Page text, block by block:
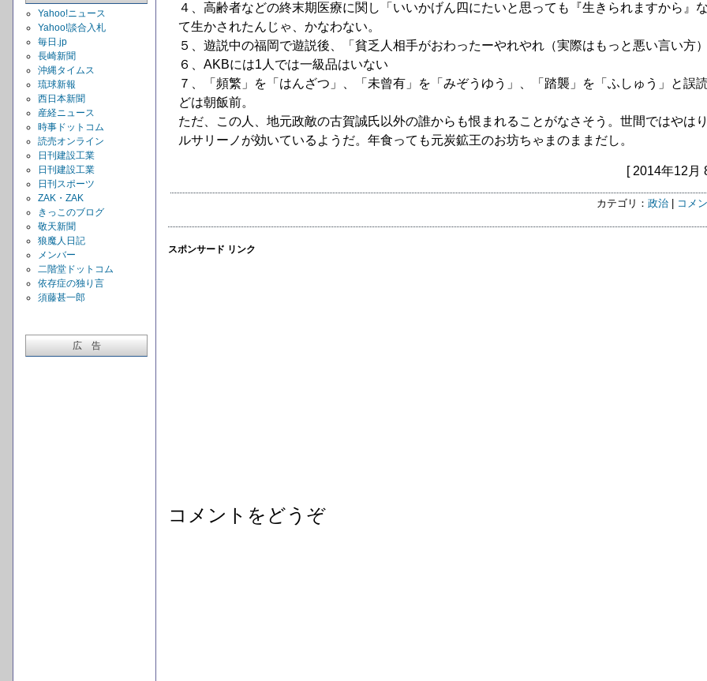
Yahoo!ニュース
Yahoo!談合入札
毎日.jp
長崎新聞
沖縄タイムス
琉球新報
西日本新聞
産経ニュース
時事ドットコム
読売オンライン
日刊建設工業
日刊建設工業
日刊スポーツ
ZAK・ZAK
きっこのブログ
敬天新聞
狼魔人日記
メンバー
二階堂ドットコム
依存症の独り言
須藤甚一郎
広 告
４、高齢者などの終末期医療に関し「いいかげん四にたいと思っても『生きられますから』
て生かされたんじゃ、かなわない。
５、遊説中の福岡で遊説後、「貧乏人相手がおわったーやれやれ（実際はもっと悪い言い方）
６、AKBには1人では一級品はいない
７、「頻繁」を「はんざつ」、「未曾有」を「みぞうゆう」、「踏襲」を「ふしゅう」と誤
どは朝飯前。
ただ、この人、地元政敵の古賀誠氏以外の誰からも恨まれることがなさそう。世間ではやは
ルサリーノが効いているようだ。年食っても元炭鉱王のお坊ちゃまのままだし。
[ 2014年12月
カテゴリ： 政治 コメ
スポンサード リンク
コメントをどうぞ